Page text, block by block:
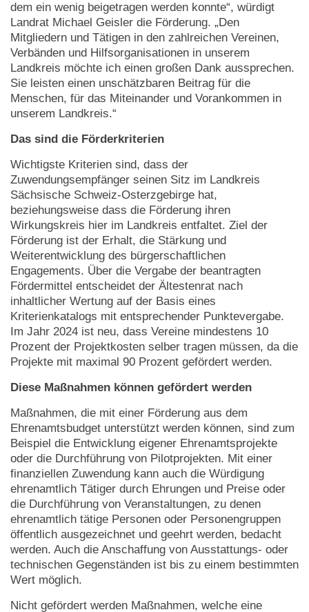
dem ein wenig beigetragen werden konnte“, würdigt
Landrat Michael Geisler die Förderung. „Den
Mitgliedern und Tätigen in den zahlreichen Vereinen,
Verbänden und Hilfsorganisationen in unserem
Landkreis möchte ich einen großen Dank aussprechen.
Sie leisten einen unschätzbaren Beitrag für die
Menschen, für das Miteinander und Vorankommen in
unserem Landkreis.“
Das sind die Förderkriterien
Wichtigste Kriterien sind, dass der
Zuwendungsempfänger seinen Sitz im Landkreis
Sächsische Schweiz-Osterzgebirge hat,
beziehungsweise dass die Förderung ihren
Wirkungskreis hier im Landkreis entfaltet. Ziel der
Förderung ist der Erhalt, die Stärkung und
Weiterentwicklung des bürgerschaftlichen
Engagements. Über die Vergabe der beantragten
Fördermittel entscheidet der Ältestenrat nach
inhaltlicher Wertung auf der Basis eines
Kriterienkatalogs mit entsprechender Punktevergabe.
Im Jahr 2024 ist neu, dass Vereine mindestens 10
Prozent der Projektkosten selber tragen müssen, da die
Projekte mit maximal 90 Prozent gefördert werden.
Diese Maßnahmen können gefördert werden
Maßnahmen, die mit einer Förderung aus dem
Ehrenamtsbudget unterstützt werden können, sind zum
Beispiel die Entwicklung eigener Ehrenamtsprojekte
oder die Durchführung von Pilotprojekten. Mit einer
finanziellen Zuwendung kann auch die Würdigung
ehrenamtlich Tätiger durch Ehrungen und Preise oder
die Durchführung von Veranstaltungen, zu denen
ehrenamtlich tätige Personen oder Personengruppen
öffentlich ausgezeichnet und geehrt werden, bedacht
werden. Auch die Anschaffung von Ausstattungs- oder
technischen Gegenständen ist bis zu einem bestimmten
Wert möglich.
Nicht gefördert werden Maßnahmen, welche eine